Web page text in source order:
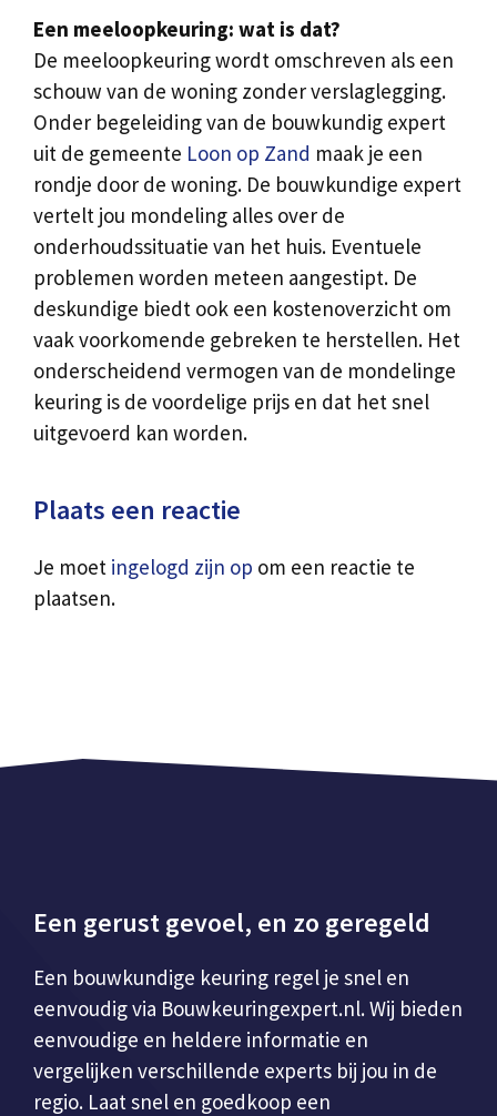
Een meeloopkeuring: wat is dat?
De meeloopkeuring wordt omschreven als een
schouw van de woning zonder verslaglegging.
Onder begeleiding van de bouwkundig expert
uit de gemeente Loon op Zand maak je een
rondje door de woning. De bouwkundige expert
vertelt jou mondeling alles over de
onderhoudssituatie van het huis. Eventuele
problemen worden meteen aangestipt. De
deskundige biedt ook een kostenoverzicht om
vaak voorkomende gebreken te herstellen. Het
onderscheidend vermogen van de mondelinge
keuring is de voordelige prijs en dat het snel
uitgevoerd kan worden.
Plaats een reactie
Je moet ingelogd zijn op om een reactie te
plaatsen.
Een gerust gevoel, en zo geregeld
Een bouwkundige keuring regel je snel en
eenvoudig via Bouwkeuringexpert.nl. Wij bieden
eenvoudige en heldere informatie en
vergelijken verschillende experts bij jou in de
regio. Laat snel en goedkoop een